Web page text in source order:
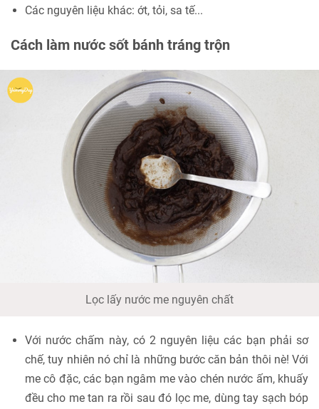
Các nguyên liệu khác: ớt, tỏi, sa tế...
Cách làm nước sốt bánh tráng trộn
Lọc lấy nước me nguyên chất
Với nước chấm này, có 2 nguyên liệu các bạn phải sơ
chế, tuy nhiên nó chỉ là những bước căn bản thôi nè! Với
me cô đặc, các bạn ngâm me vào chén nước ấm, khuấy
đều cho me tan ra rồi sau đó lọc me, dùng tay sạch bóp